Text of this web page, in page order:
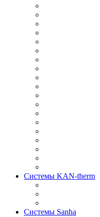
Системы KAN-therm
Системы Sanha